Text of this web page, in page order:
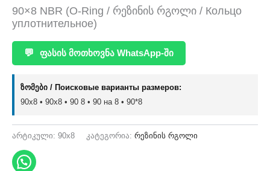
90×8 NBR (O-Ring / რეზინის რგოლი / Кольцо
уплотнительное)
💬 ფასის მოთხოვნა WhatsApp-ში
ზომები / Поисковые варианты размеров:
90x8 • 90х8 • 90 8 • 90 на 8 • 90*8
არტიკული: 90x8 კატეგორია: რეზინის რგოლი